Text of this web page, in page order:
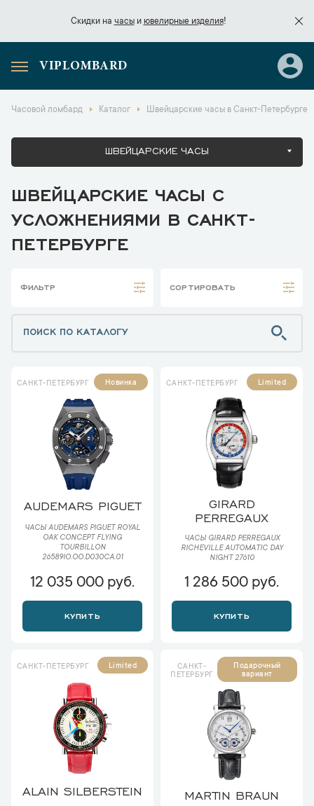
Скидки на часыи ювелирные изделия!
Скидки начасы
VIPLOMBARD
Часовой ломбард Каталог Швейцарские часы в Санкт-Петербурге
ШВЕЙЦАРСКИЕ ЧАСЫ
ШВЕЙЦАРСКИЕ ЧАСЫ С
УСЛОЖНЕНИЯМИ В САНКТ-
ПЕТЕРБУРГЕ
ФИЛЬТР СОРТИРОВАТЬ
САНКТ-ПЕТЕРБУРГ Новинка
AUDEMARS PIGUET
ЧАСЫ AUDEMARS PIGUET ROYAL
OAK CONCEPT FLYING
TOURBILLON
26589IO.OO.D030CA.01
12 035 000 руб.
КУПИТЬ
САНКТ-ПЕТЕРБУРГ Limited
GIRARD
PERREGAUX
ЧАСЫ GIRARD PERREGAUX
RICHEVILLE AUTOMATIC DAY
NIGHT 27610
1 286 500 руб.
КУПИТЬ
САНКТ-ПЕТЕРБУРГ Limited
ALAIN SILBERSTEIN
САНКТ-
ПЕТЕРБУРГ
Подарочный
вариант
MARTIN BRAUN